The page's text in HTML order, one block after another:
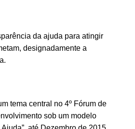
da ajuda para atingir
designadamente a
tema central no 4º Fórum de
sob um modelo